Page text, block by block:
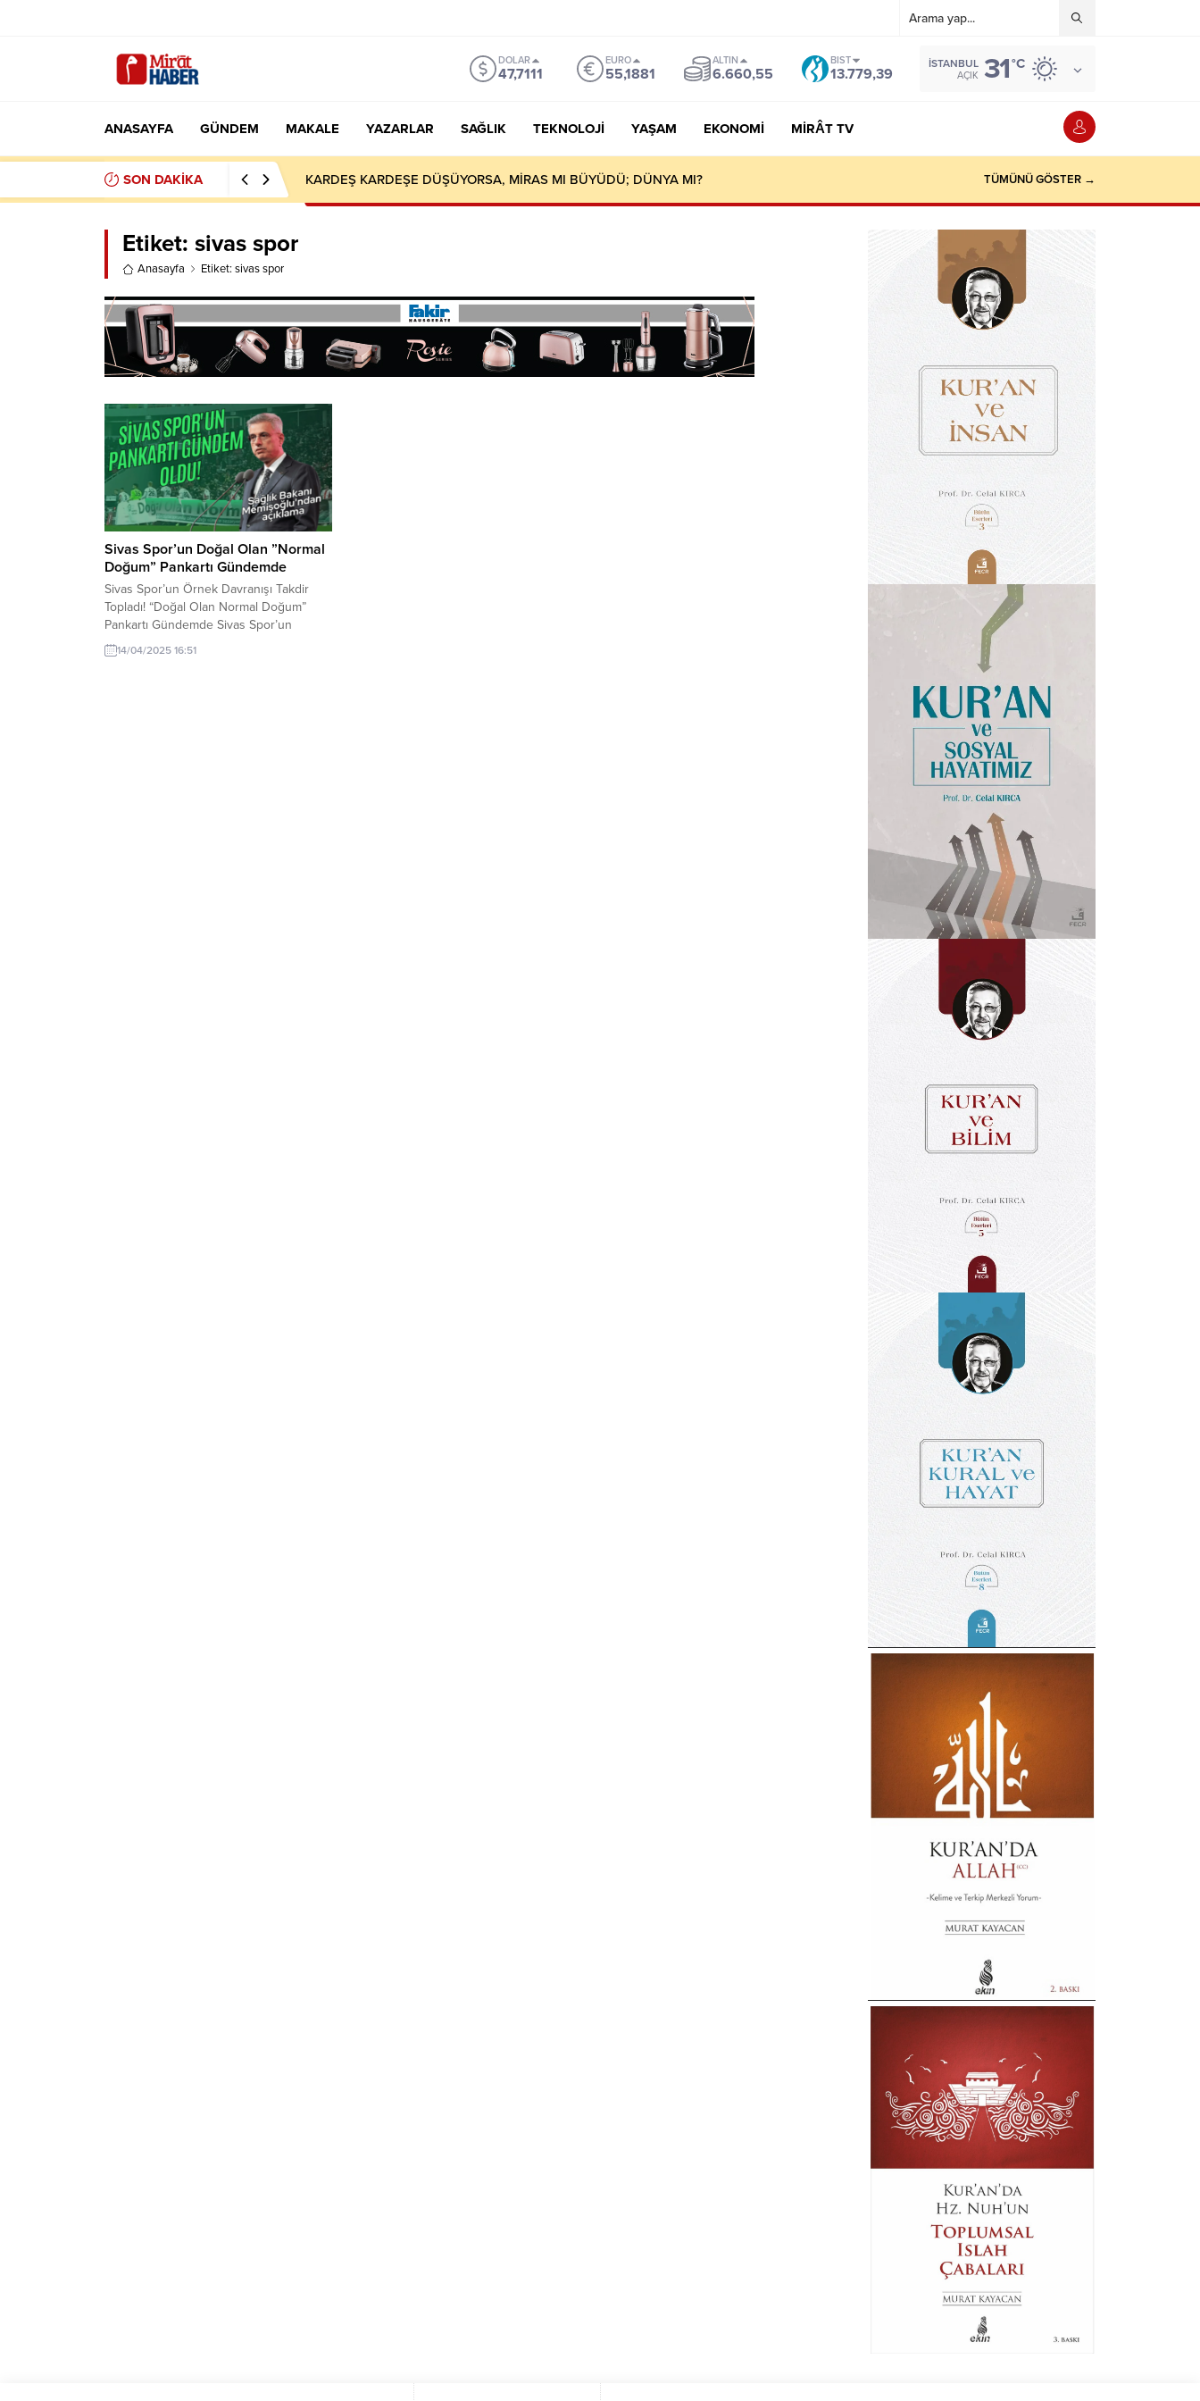
DOLAR
47,7111
EURO
55,1881
ALTIN
6.660,55
BIST
13.779,39
İSTANBUL
AÇIK 31°C
ANASAYFA GÜNDEM MAKALE YAZARLAR SAĞLIK TEKNOLOJI YAŞAM EKONOMI MIRÂT TV
SON DAKİKA KARDEŞ KARDEŞE DÜŞÜYORSA, MİRAS MI BÜYÜDÜ; DÜNYA MI? TÜMÜNÜ GÖSTER →
Etiket: sivas spor
Anasayfa Etiket: sivas spor
Sivas Spor’un Doğal Olan ”Normal
Doğum” Pankartı Gündemde
Sivas Spor’un Örnek Davranışı Takdir
Topladı! “Doğal Olan Normal Doğum”
Pankartı Gündemde Sivas Spor’un
Fenerbahçe maçı öncesi sahaya “Doğal
olan normal doğum” yazılı pankartla
14/04/2025 16:51